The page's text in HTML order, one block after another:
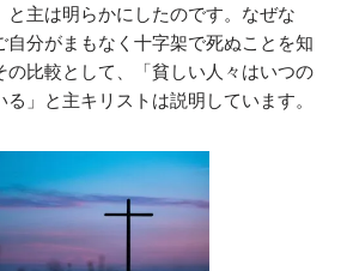
と主は明らかにしたのです。なぜな
自分がまもなく十字架で死ぬことを知
の比較として、「貧しい人々はいつの
」と主キリストは説明しています。